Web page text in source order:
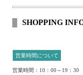
SHOPPING
営業時間について
営業時間：10：00～19：30